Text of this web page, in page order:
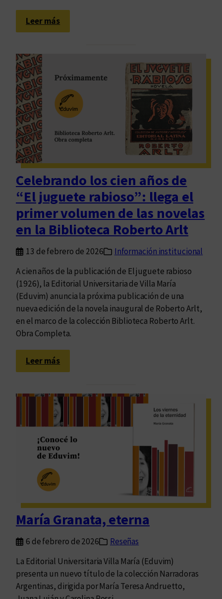
Leer más:
L
f
i
n
i
t
u
q
u
e
p
u
e
e
v
i
s
l
u
m
e
s
e
u
n
o
o
s
b
e
q
u
Celebrando los cien años de
“El juguete rabioso”: llega el
primer volumen de las novelas
en la Biblioteca Roberto Arlt
13 de febrero de 2026
Información institucional
A cien años de la publicación de El juguete rabioso
(1926), la Editorial Universitaria de Villa María
(Eduvim) anuncia la próxima publicación de una
nueva edición de la novela inaugural de Roberto Arlt,
en el marco de la colección Biblioteca Roberto Arlt.
Obra Completa.
Leer más:
C
l
e
b
a
n
o
o
s
i
e
n
a
ñ
María Granata, eterna
6 de febrero de 2026
Reseñas
La Editorial Universitaria Villa María (Eduvim)
presenta un nuevo título de la colección Narradoras
Argentinas, dirigida por María Teresa Andruetto,